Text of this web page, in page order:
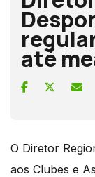
até
O Diretor
aos Clubes e